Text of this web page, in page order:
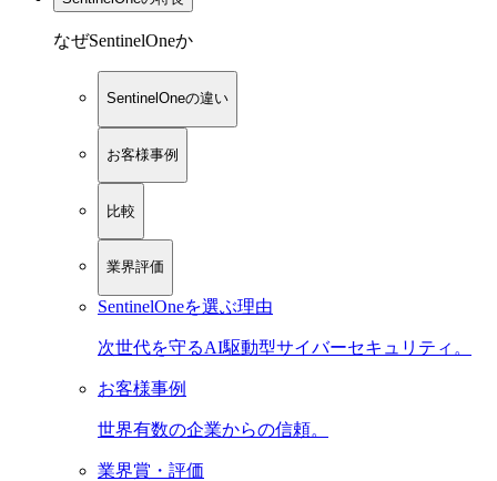
なぜSentinelOneか
SentinelOneの違い
お客様事例
比較
業界評価
SentinelOneを選ぶ理由
次世代を守るAI駆動型サイバーセキュリティ。
お客様事例
世界有数の企業からの信頼。
業界賞・評価